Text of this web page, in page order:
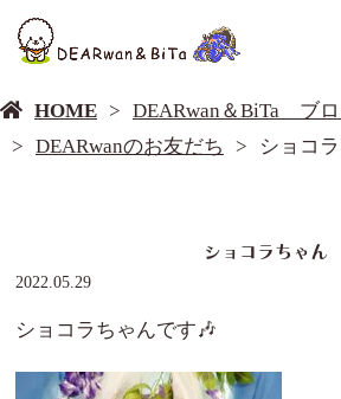
HOME
DEARwan＆BiTa ブ
DEARwanのお友だち
ショコ
ショコラちゃん
2022.05.29
ショコラちゃんです🎶